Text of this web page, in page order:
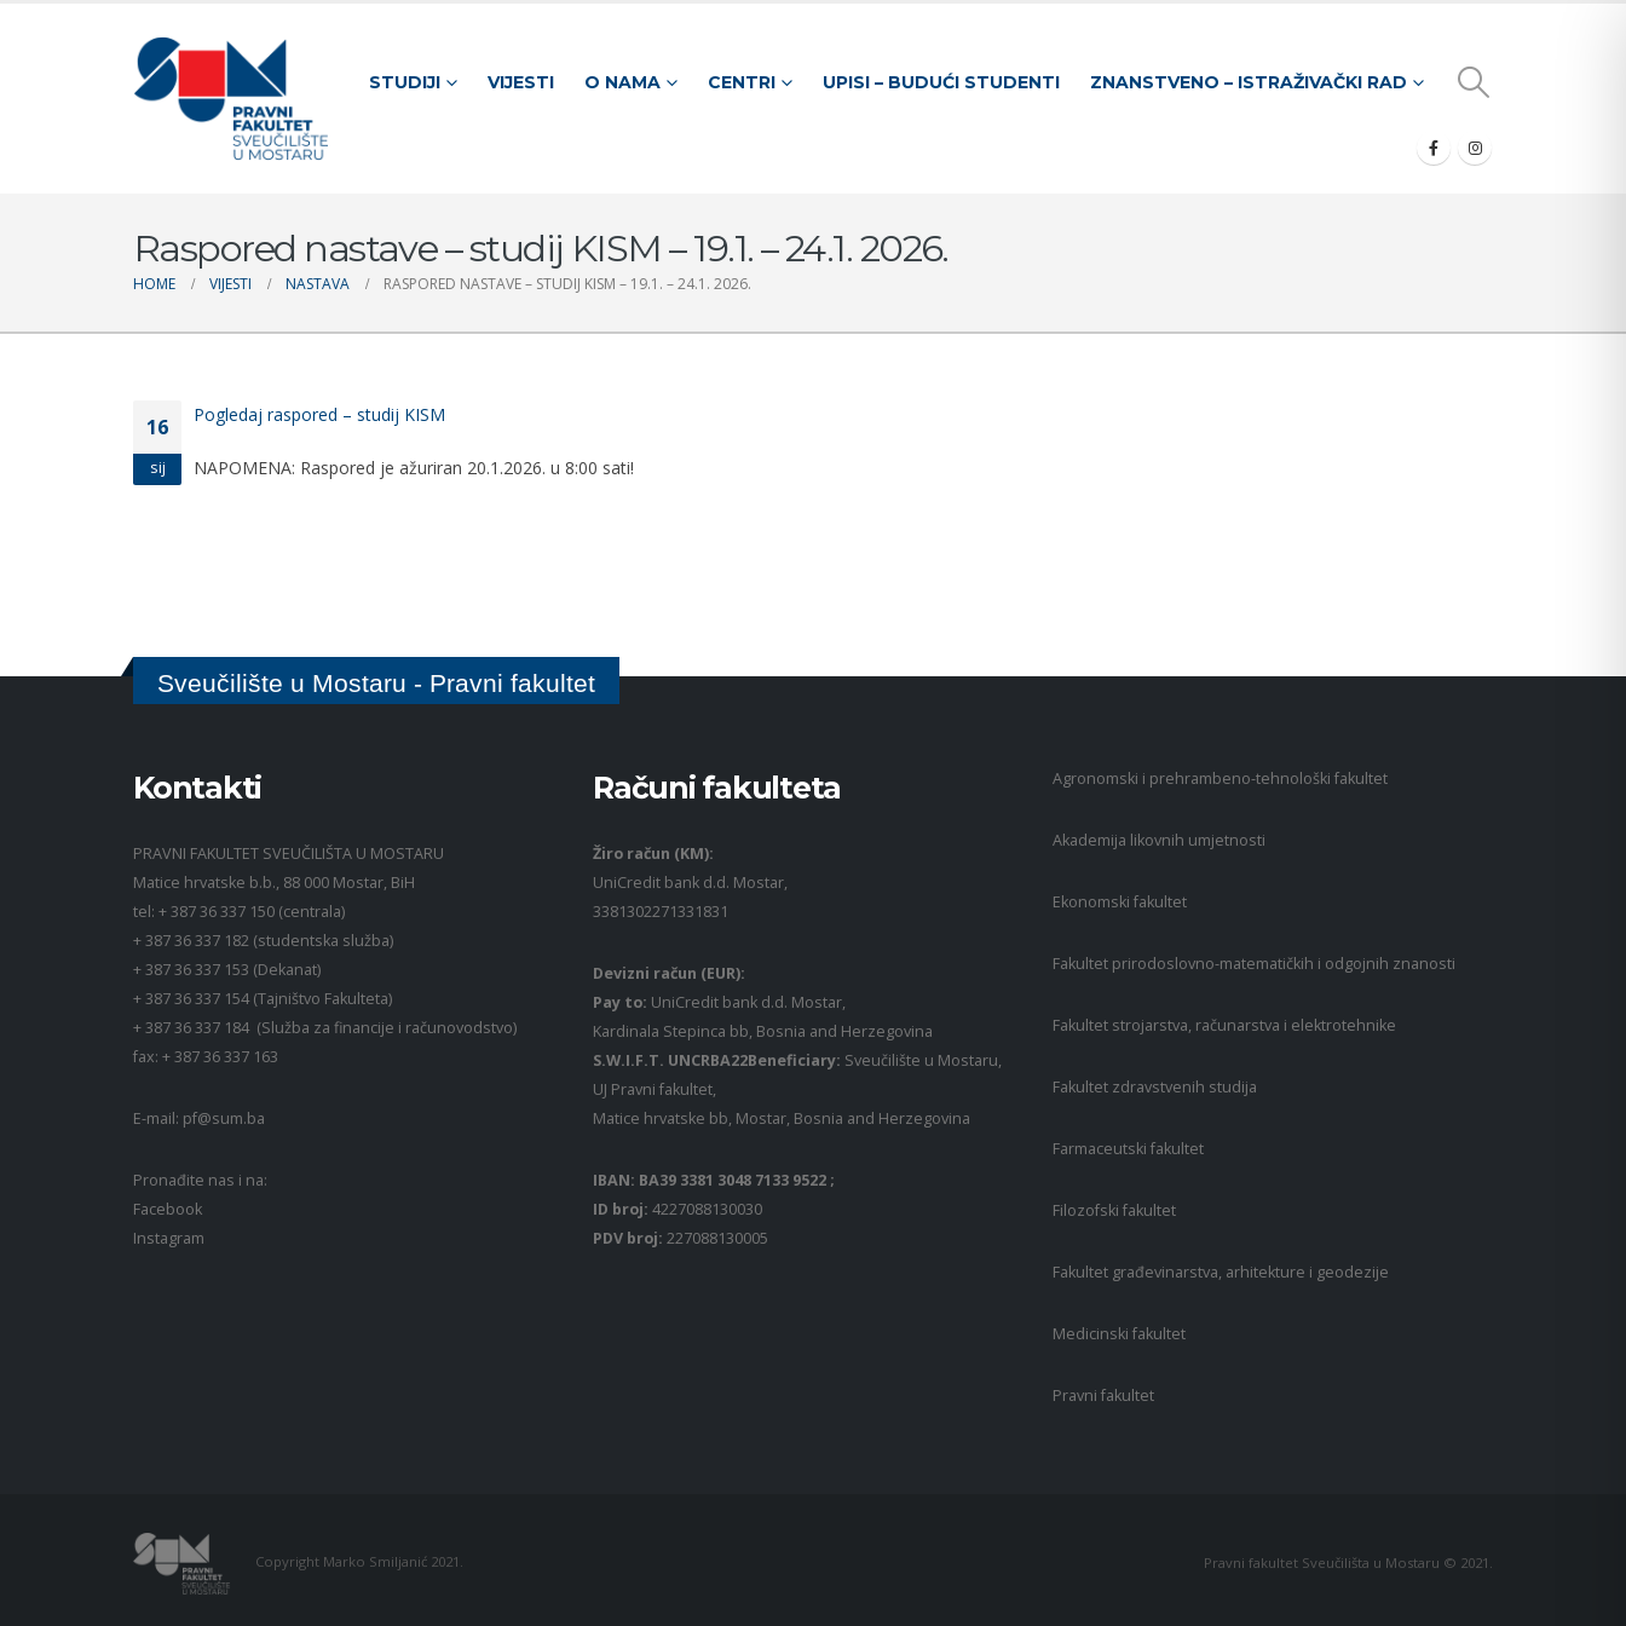
STUDIJI VIJESTI O NAMA CENTRI UPISI – BUDUĆI STUDENTI ZNANSTVENO – ISTRAŽIVAČKI RAD
Raspored nastave – studij KISM – 19.1. – 24.1. 2026.
HOME VIJESTI NASTAVA RASPORED NASTAVE – STUDIJ KISM – 19.1. – 24.1. 2026.
16
sij
Pogledaj raspored – studij KISM
NAPOMENA: Raspored je ažuriran 20.1.2026. u 8:00 sati!
Sveučilište u Mostaru - Pravni fakultet
Kontakti
PRAVNI FAKULTET SVEUČILIŠTA U MOSTARU
Matice hrvatske b.b., 88 000 Mostar, BiH
tel: + 387 36 337 150 (centrala)
+ 387 36 337 182 (studentska služba)
+ 387 36 337 153 (Dekanat)
+ 387 36 337 154 (Tajništvo Fakulteta)
+ 387 36 337 184 (Služba za financije i računovodstvo)
fax: + 387 36 337 163
E-mail: pf@sum.ba
Pronađite nas i na:
Facebook
Instagram
Računi fakulteta
Žiro račun (KM):
UniCredit bank d.d. Mostar,
3381302271331831
Devizni račun (EUR):
Pay to: UniCredit bank d.d. Mostar,
Kardinala Stepinca bb, Bosnia and Herzegovina
S.W.I.F.T. UNCRBA22Beneficiary: Sveučilište u Mostaru,
UJ Pravni fakultet,
Matice hrvatske bb, Mostar, Bosnia and Herzegovina
IBAN: BA39 3381 3048 7133 9522 ;
ID broj: 4227088130030
PDV broj: 227088130005
Agronomski i prehrambeno-tehnološki fakultet
Akademija likovnih umjetnosti
Ekonomski fakultet
Fakultet prirodoslovno-matematičkih i odgojnih znanosti
Fakultet strojarstva, računarstva i elektrotehnike
Fakultet zdravstvenih studija
Farmaceutski fakultet
Filozofski fakultet
Fakultet građevinarstva, arhitekture i geodezije
Medicinski fakultet
Pravni fakultet
Copyright Marko Smiljanić 2021. Pravni fakultet Sveučilišta u Mostaru © 2021.